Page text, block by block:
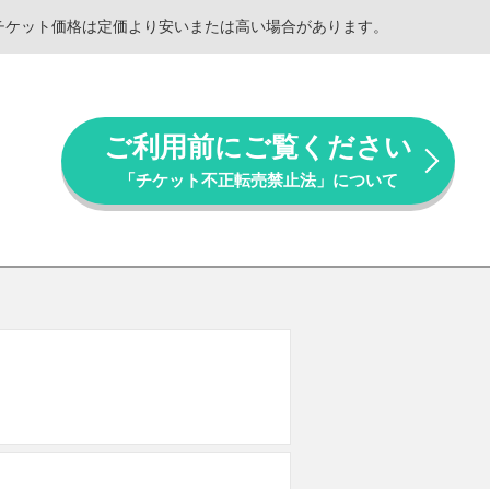
ット価格は定価より安いまたは高い場合があります。
ご利用前にご覧ください
「チケット不正転売禁止法」について